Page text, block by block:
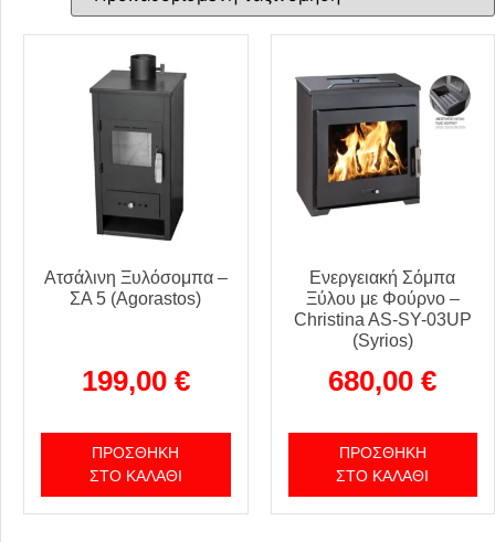
Ατσάλινη Ξυλόσομπα –
ΣΑ 5 (Agorastos)
199,00 €
ΠΡΟΣΘΉΚΗ
ΣΤΟ ΚΑΛΆΘΙ
Ενεργειακή Σόμπα
Ξύλου με Φούρνο –
Christina AS-SY-03UP
(Syrios)
680,00€
ΠΡΟΣΘΉΚΗ
ΣΤΟ ΚΑΛΆΘΙ